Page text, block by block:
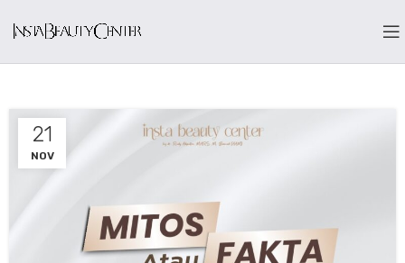
21
NOV